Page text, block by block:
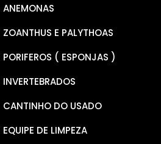
PECTINEAS
GALAXEA
MILLEPORA
SERIATOPORA
PSEUDOCHROMINS
CARDINAL
ANEMONAS
ZOANTHUS E PALYTHOAS
PORIFEROS ( ESPONJAS )
INVERTEBRADOS
CANTINHO DO USADO
EQUIPE DE LIMPEZA